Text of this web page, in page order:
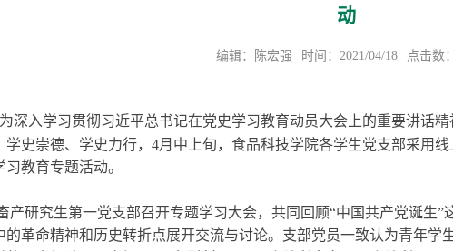
动
编辑：陈宏强 时间：2021/04/18 点击数：
为深入学习贯彻习近平总书记在党史学习教育动员大会上的重要讲话
学史崇德、学史力行，4月中上旬，食品科技学院各学生党支部采用
习教育专题活动。
产研究生第一党支部召开专题学习大会，共同回顾“中国共产党诞生
的革命精神和历史转折点展开交流与讨论。支部党员一致认为青年学